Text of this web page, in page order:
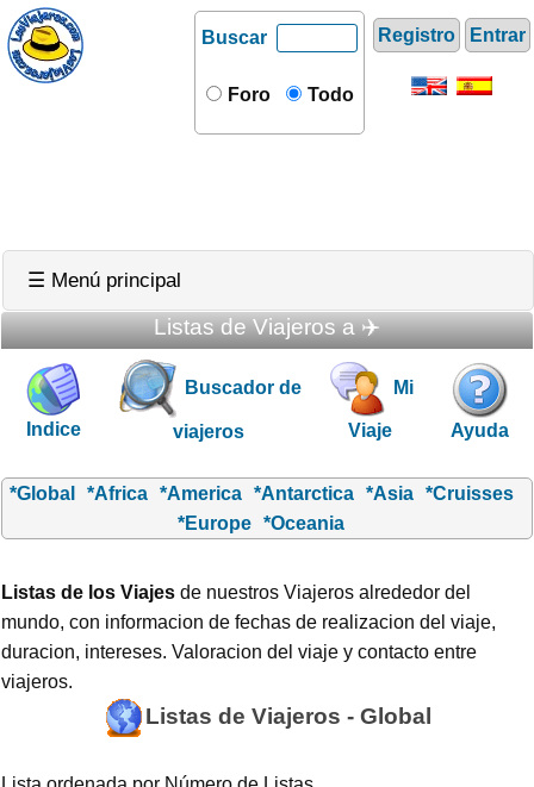
Registro Entrar
Buscar
Foro Todo
☰ Menú principal
Listas de Viajeros a ✈️
Indice
Buscador de
viajeros
Mi
Viaje Ayuda
*Global *Africa *America *Antarctica *Asia
*Cruisses
*Europe *Oceania
Listas de los Viajes de nuestros Viajeros alrededor del
mundo, con informacion de fechas de realizacion del viaje,
duracion, intereses. Valoracion del viaje y contacto entre
viajeros.
Listas de Viajeros - Global